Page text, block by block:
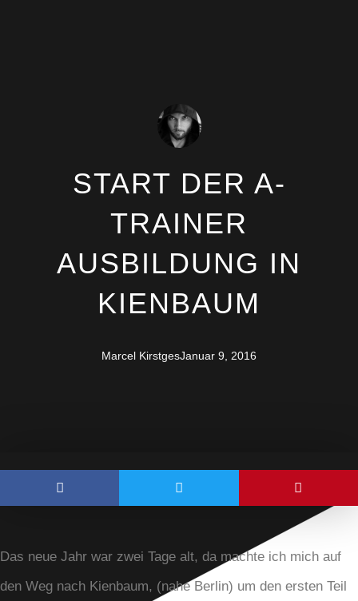
START DER A-
TRAINER
AUSBILDUNG IN
KIENBAUM
Marcel KirstgesJanuar 9, 2016
Das neue Jahr war zwei Tage alt, da machte ich mich auf
den Weg nach Kienbaum, (nahe Berlin) um den ersten Teil